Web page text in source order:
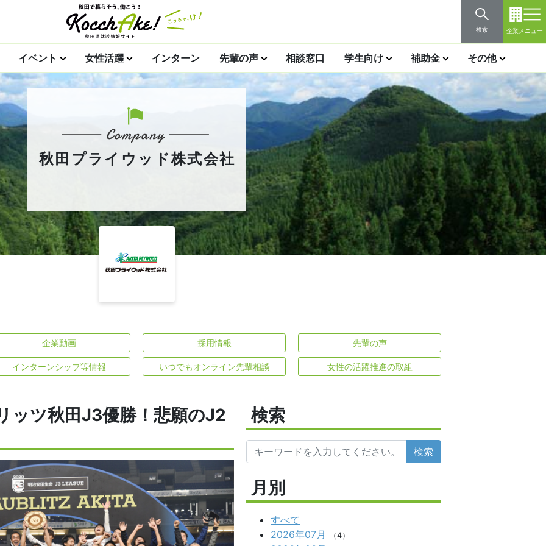
検索 企業メニュー
イベント 女性活躍 インターン 先輩の声 相談窓口 学生向け 補助金 その他
秋田プライウッド株式会社
企業動画 採用情報 先輩の声
インターンシップ等情報 いつでもオンライン先輩相談 女性の活躍推進の取組
ツ秋田J3優勝！悲願のJ2 検索
検索
月別
すべて
2026年07月
（4）